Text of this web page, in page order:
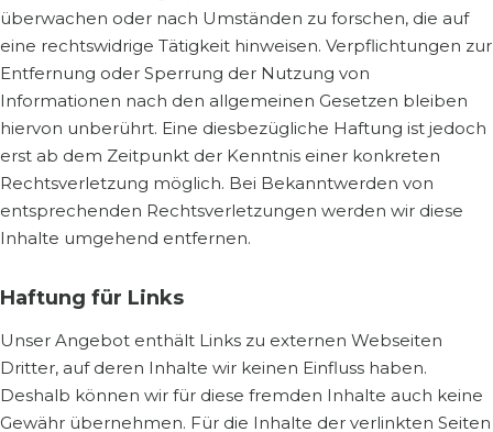
überwachen oder nach Umständen zu forschen, die auf
eine rechtswidrige Tätigkeit hinweisen. Verpflichtungen zur
Entfernung oder Sperrung der Nutzung von
Informationen nach den allgemeinen Gesetzen bleiben
hiervon unberührt. Eine diesbezügliche Haftung ist jedoch
erst ab dem Zeitpunkt der Kenntnis einer konkreten
Rechtsverletzung möglich. Bei Bekanntwerden von
entsprechenden Rechtsverletzungen werden wir diese
Inhalte umgehend entfernen.
Haftung für Links
Unser Angebot enthält Links zu externen Webseiten
Dritter, auf deren Inhalte wir keinen Einfluss haben.
Deshalb können wir für diese fremden Inhalte auch keine
Gewähr übernehmen. Für die Inhalte der verlinkten Seiten